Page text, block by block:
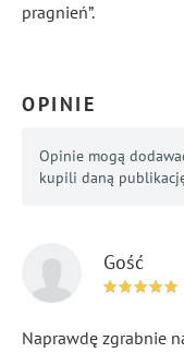
pragnień”.
OPINIE
Opinie mogą
kupili daną
Gość
Naprawdę zgrabnie